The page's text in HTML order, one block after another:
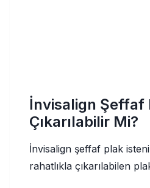
İnvisalign Şeffaf
Çıkarılabilir Mi?
İnvisalign şeffaf plak
rahatlıkla çıkarılabilen